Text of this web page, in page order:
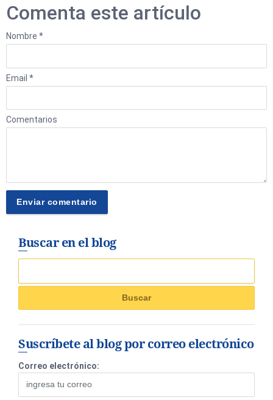
Comenta este artículo
Nombre *
Email *
Comentarios
Buscar en el blog
Suscríbete al blog por correo electrónico
Correo electrónico: